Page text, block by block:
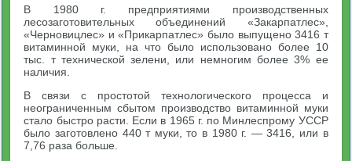
В 1980 г. предприятиями производственных
лесозаготовительных объединений «Закарпатлес»,
«Черновицлес» и «Прикарпатлес» было выпущено 3416 т
витаминной муки, на что было использовано более 10
тыс. т технической зелени, или немногим более 3% ее
наличия.
В связи с простотой технологического процесса и
неограниченным сбытом производство витаминной муки
стало быстро расти. Если в 1965 г. по Минлеспрому УССР
было заготовлено 440 т муки, то в 1980 г. — 3416, или в
7,76 раза больше.